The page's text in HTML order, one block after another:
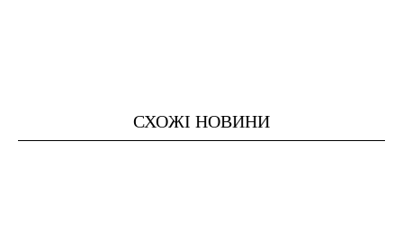
СХОЖІ НОВИНИ